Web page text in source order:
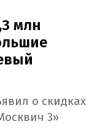
млн
о скидках
3»